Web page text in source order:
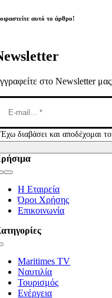
αυτό το άρθρο!
στο Newsletter μας
Έχω διαβάσει και αποδέχομαι
Η Εταιρεία
Όροι Χρήσης
Επικοινωνία
Maritimes TV
Ναυτιλία
Τουρισμός
Ενέργεια